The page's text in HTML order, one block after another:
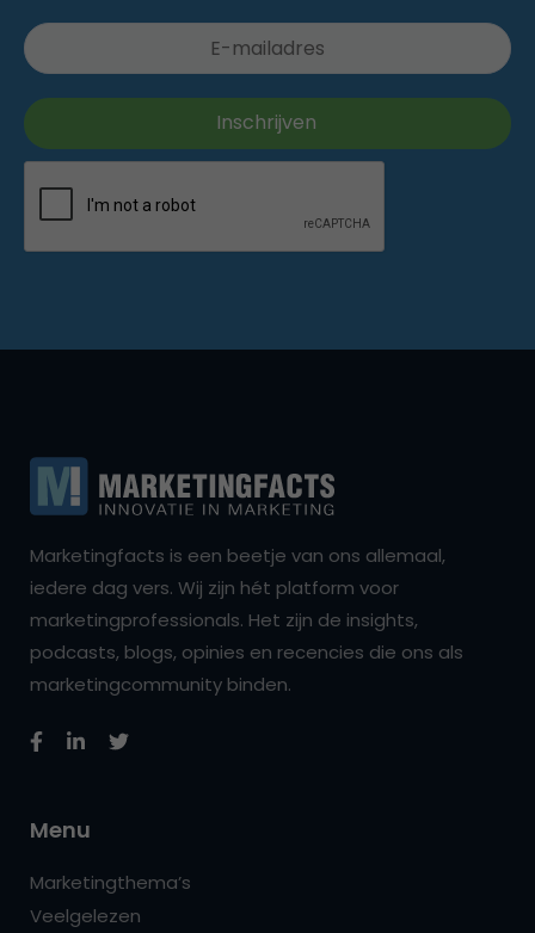
Marketingfacts is een beetje van ons allemaal,
iedere dag vers. Wij zijn hét platform voor
marketingprofessionals. Het zijn de insights,
podcasts, blogs, opinies en recencies die ons als
marketingcommunity binden.
Menu
Marketingthema’s
Veelgelezen